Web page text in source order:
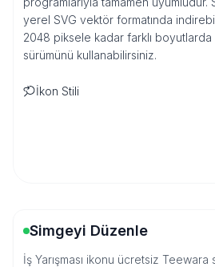
yerel SVG vektör formatında
2048 piksele kadar farklı boyutlarda
sürümünü kullanabilirsiniz.
İkon Stili
Simgeyi Düzenle
İş Yarışması ikonu ücretsiz